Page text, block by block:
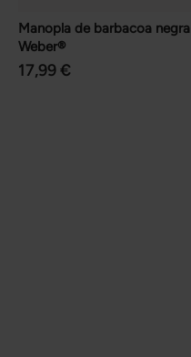
Manopla de barbacoa negra
Weber®
17,99 €